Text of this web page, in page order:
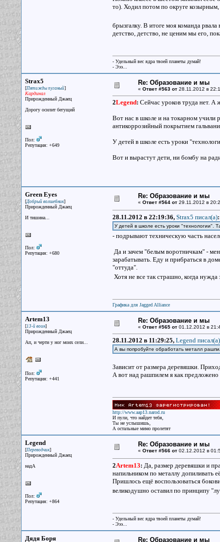
то). Ходил потом по округе
брызгалку. В итоге моя команда
детство, детство, не ценим мы его,
- Удельный вес ядра твоей планеты думай!
- Эээ...
Strax5
[Пятижды пуганый]
Кардинал
Прирожденный Джаец
Дорогу осилит бегущий
Пол:
Репутация: +649
Re: Образование и мы
« Ответ #563 от28.11.2012 в
2Legend: Сейчас уроков труда нет. А
Вот нас в школе и на токарном учили
антикоррозийный покрытием
У детей в школе есть уроки
Вот и вырастут дети, ни бомбу на
Green Eyes
[Добрый волшебник]
Прирожденный Джаец
И тишина...
Пол:
Репутация: +680
Re: Образование и мы
« Ответ #564 от29.11.2012 в
28.11.2012 в 22:19:36, Strax5 писал(a):
У детей в школе есть уроки "технологии".
- подрывают техническую часть
Да и зачем "белым воротничкам" -
зарабатывать. Еду и прибраться в
"оттуда".
Хотя не все так страшно, когда нужда
Графика для Jagged Alliance
Artem13
[13-й воин]
Прирожденный Джаец
Ап, и черти у ног моих сели...
Пол:
Репутация: +441
Re: Образование и мы
« Ответ #565 от01.12.2012 в
28.11.2012 в 11:29:25, Legend писал(a)
А вы попробуйте обработать металл
Зависит от размера деревяшки.
А вот над рашпилем я как предложено
http://www.aap13.narod.ru
И пули, что найдет тебя,
Ты не услышишь,
А остальные мимо пролетят
Legend
[Переводчик]
Прирожденный Джаец
надА
Пол:
Репутация: +864
Re: Образование и мы
« Ответ #566 от02.12.2012 в
2Artem13: Да, размер деревяшки и
напильником по металлу допиливать
Пришлось ещё воспользоваться
великодушно оставил по принципу
- Удельный вес ядра твоей планеты думай!
- Эээ...
Дядя Боря Re: Образование и мы